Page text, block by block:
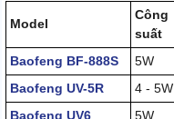
Model
Công
suất
Baofeng BF-888S 5W
Baofeng UV-5R
4 - 5W
Baofeng UV6
5W